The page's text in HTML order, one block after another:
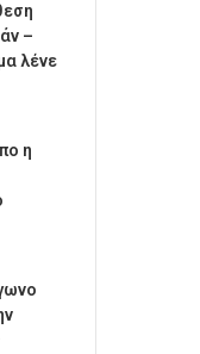
–
λένε
η